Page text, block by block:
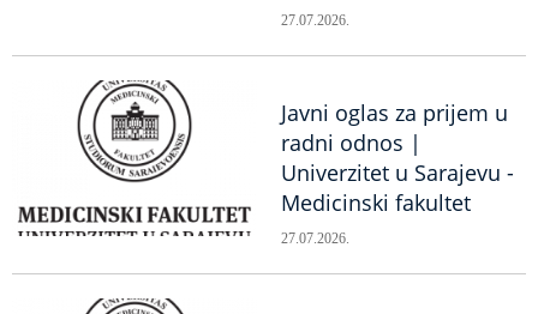
27.07.2026.
Javni oglas za prijem u
radni odnos |
Univerzitet u Sarajevu -
Medicinski fakultet
27.07.2026.